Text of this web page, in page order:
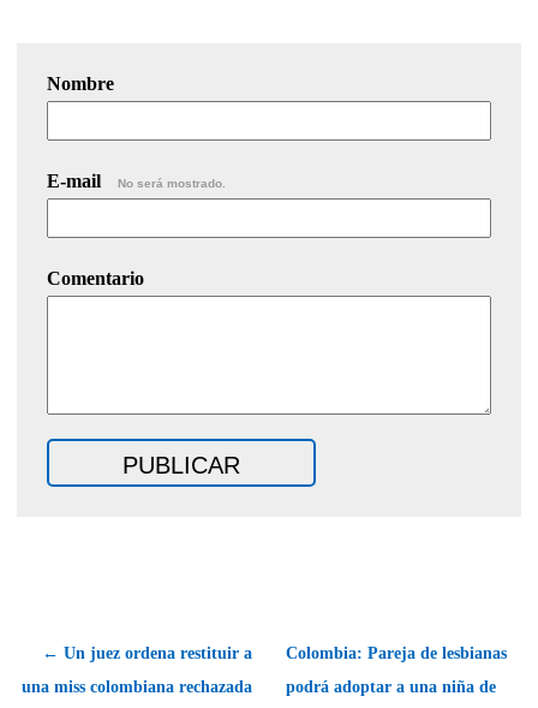
Nombre
E-mail No será mostrado.
Comentario
← Un juez ordena restituir a
una miss colombiana rechazada
Colombia: Pareja de lesbianas
podrá adoptar a una niña de